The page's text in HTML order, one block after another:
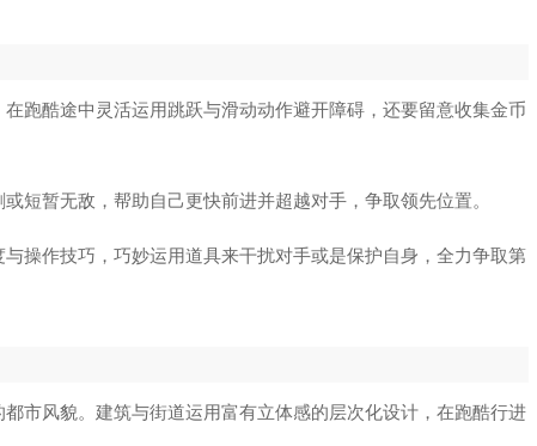
跑酷途中灵活运用跳跃与滑动动作避开障碍，还要留意收集金币
短暂无敌，帮助自己更快前进并超越对手，争取领先位置。
操作技巧，巧妙运用道具来干扰对手或是保护自身，全力争取第
市风貌。建筑与街道运用富有立体感的层次化设计，在跑酷行进
7 律动轨迹
极品飞车：集结国际服 6028